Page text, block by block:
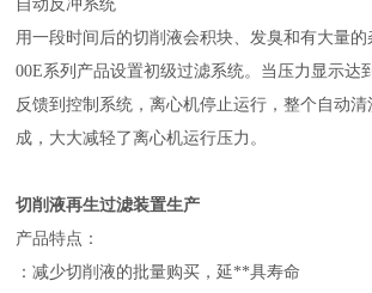
自动反冲系统
用一段时间后的切削液会积块、发臭和有大量
00E系列产品设置初级过滤系统。当压力显示达
反馈到控制系统，离心机停止运行，整个自动
成，大大减轻了离心机运行压力。
切削液再生过滤装置生产
产品特点：
：减少切削液的批量购买，延**具寿命